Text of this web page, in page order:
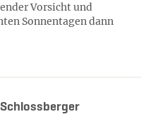
Vorsicht und
Sonnentagen dann
Schlossberger